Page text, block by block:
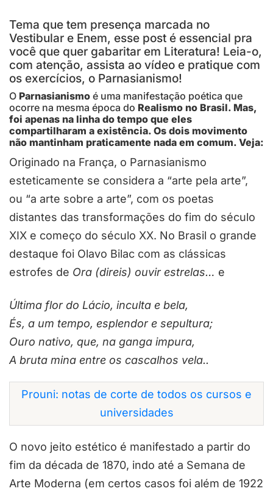
Tema que tem presença marcada no
Vestibular e Enem, esse post é essencial pra
você que quer gabaritar em Literatura! Leia-o,
com atenção, assista ao vídeo e pratique com
os exercícios, o Parnasianismo!
O Parnasianismo é uma manifestação poética que
ocorre na mesma época do Realismo no Brasil. Mas,
foi apenas na linha do tempo que eles
compartilharam a existência. Os dois movimento
não mantinham praticamente nada em comum. Veja:
Originado na França, o Parnasianismo
esteticamente se considera a “arte pela arte”,
ou “a arte sobre a arte”, com os poetas
distantes das transformações do fim do século
XIX e começo do século XX. No Brasil o grande
destaque foi Olavo Bilac com as clássicas
estrofes de Ora (direis) ouvir estrelas… e
Última flor do Lácio, inculta e bela,
És, a um tempo, esplendor e sepultura;
Ouro nativo, que, na ganga impura,
A bruta mina entre os cascalhos vela..
Prouni: notas de corte de todos os cursos e
universidades
O novo jeito estético é manifestado a partir do
fim da década de 1870, indo até a Semana de
Arte Moderna (em certos casos foi além de 1922